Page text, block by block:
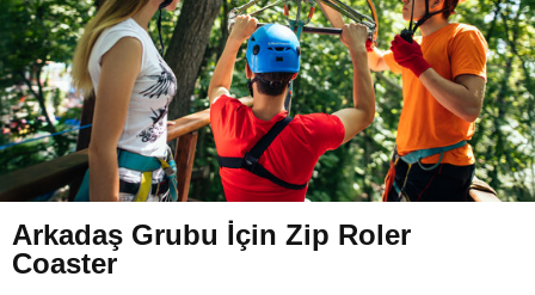
Arkadaş Grubu İçin Zip Roler
Coaster